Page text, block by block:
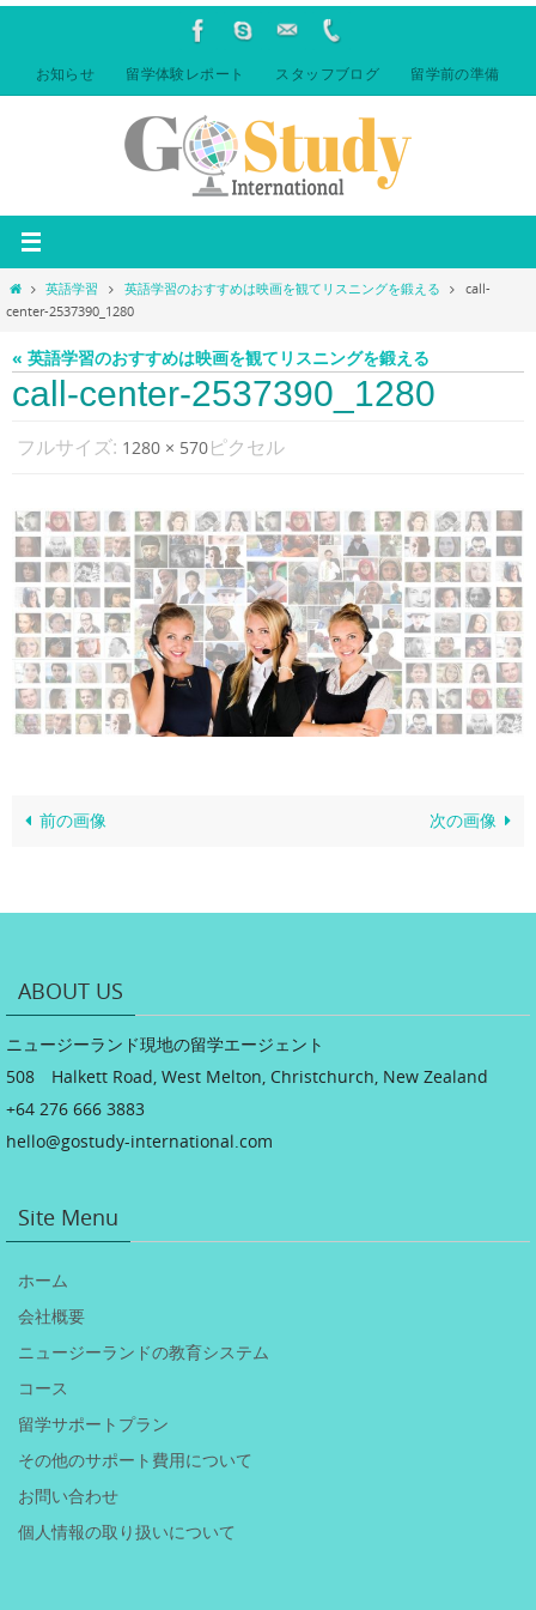
ン
キ
プ
お知らせ 留学体験レポート スタッフブログ 留学前の準備
ホ
ー
英語学習 英語学習のおすすめは映画を観てリスニングを鍛える
call-
center-2537390_1280
« 英語学習のおすすめは映画を観てリスニングを鍛える
call-center-2537390_1280
フルサイズ: 1280 × 570ピクセル
前の画像 次の画像
ABOUT US
ニュージーランド現地の留学エージェント
508 Halkett Road, West Melton, Christchurch, New Zealand
+64 276 666 3883
hello@gostudy-international.com
Site Menu
ホーム
会社概要
ニュージーランドの教育システム
コース
留学サポートプラン
その他のサポート費用について
お問い合わせ
個人情報の取り扱いについて